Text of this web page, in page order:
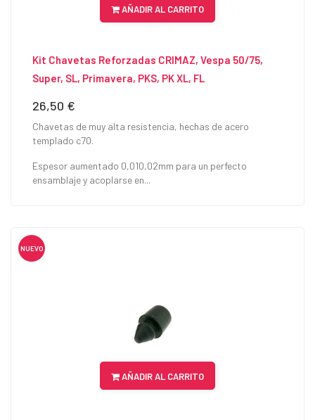
AÑADIR AL CARRITO
Kit Chavetas Reforzadas CRIMAZ, Vespa 50/75,
Super, SL, Primavera, PKS, PK XL, FL
Precio
26,50 €
Chavetas de muy alta resistencia, hechas de acero
templado c70.
Espesor aumentado 0,010,02mm para un perfecto
ensamblaje y acoplarse en...
NUEVO
AÑADIR AL CARRITO